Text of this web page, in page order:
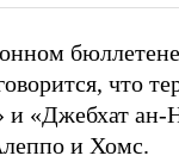
что
и «Джебхат
и Хомс.